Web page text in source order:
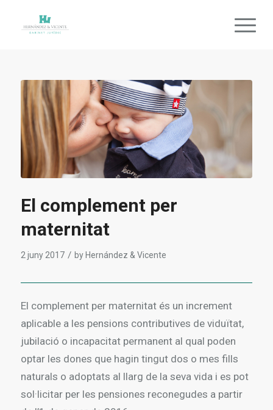
El complement per
maternitat
2 juny 2017 / by Hernández & Vicente
El complement per maternitat és un increment
aplicable a les pensions contributives de viduïtat,
jubilació o incapacitat permanent al qual poden
optar les dones que hagin tingut dos o mes fills
naturals o adoptats al llarg de la seva vida i es pot
sol·licitar per les pensiones reconegudes a partir